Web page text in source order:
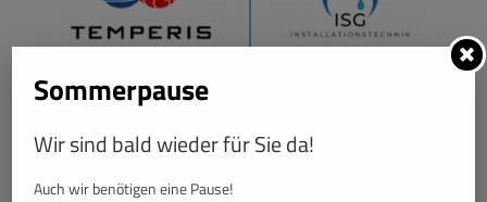
Temperis & ISG Installationstechnik – Gemeinsam für
zukunftssichere Haustechnik
Ihr verlässlicher Partner für innovative Installationslösungen und
professionelle Wartungsdienste. Ob Planung, Umsetzung oder
Betreuung – wir bieten Qualität, Effizienz und Service aus einer
Sommerpause
Wir sind bald wieder für Sie da!
Auch wir benötigen eine Pause!